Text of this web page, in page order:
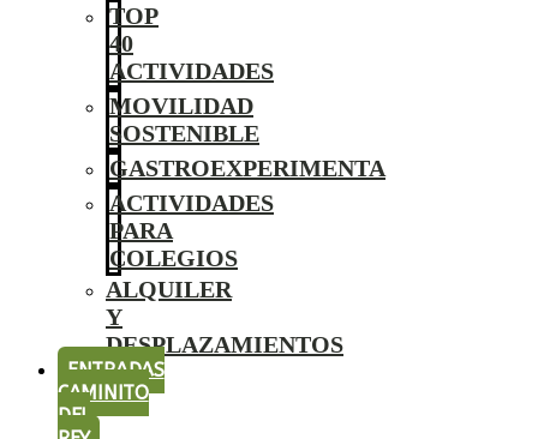
TOP
40
ACTIVIDADES
MOVILIDAD
SOSTENIBLE
GASTROEXPERIMENTA
ACTIVIDADES
PARA
COLEGIOS
ALQUILER
Y
DESPLAZAMIENTOS
ENTRADAS
CAMINITO
DEL